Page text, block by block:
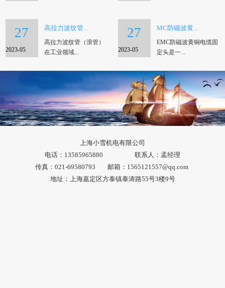
27
2023-05
高拉力波纹管...
高拉力波纹管（浪管）
在工业领域...
27
2023-05
MC防磁波黄...
EMC防磁波黄铜电缆固
定头是一...
上海小雪机电有限公司
电话：13585965880 联系人：孟经理
传真：021-69580793 邮箱：1565121557@qq.com
地址：上海嘉定区方泰镇泰涛路55号3楼9号